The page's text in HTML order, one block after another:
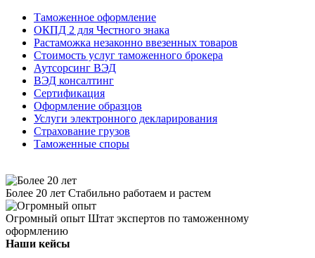
Таможенное оформление
ОКПД 2 для Честного знака
Растаможка незаконно ввезенных товаров
Стоимость услуг таможенного брокера
Аутсорсинг ВЭД
ВЭД консалтинг
Сертификация
Оформление образцов
Услуги электронного декларирования
Страхование грузов
Таможенные споры
Более 20 лет Стабильно работаем и растем
Огромный опыт Штат экспертов по таможенному
оформлению
Наши кейсы